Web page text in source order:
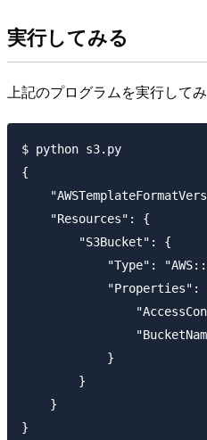
実行してみる
上記のプログラムを実行してみ
$ python s3.py
{
    "Resources": {
        "S3Bucket": {
"Type":
"Properties":
            }
        }
    }